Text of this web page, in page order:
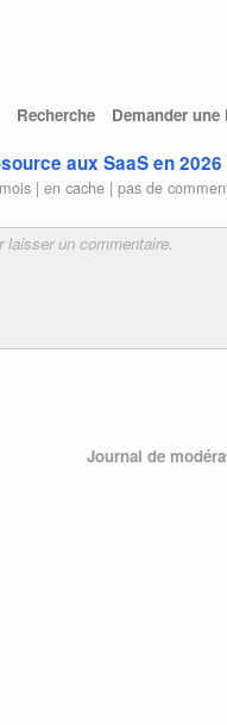
Recherche Demander
aux SaaS en 2026
|en cache |pas de
Journal de